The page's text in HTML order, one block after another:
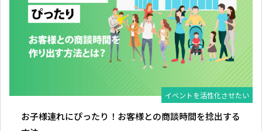
イベントを活性化させたい
お子様連れにぴったり！お客様との商談時間を捻出する